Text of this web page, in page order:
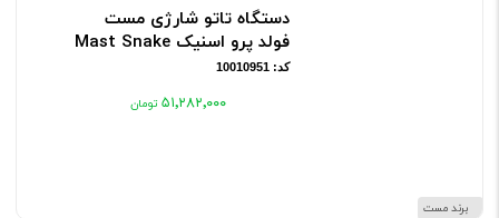
برند مست
دستگاه تاتو شارژی مست
فولد پرو اسنیک Mast Snake
کد: 10010951
۵۱٬۲۸۲٬۰۰۰